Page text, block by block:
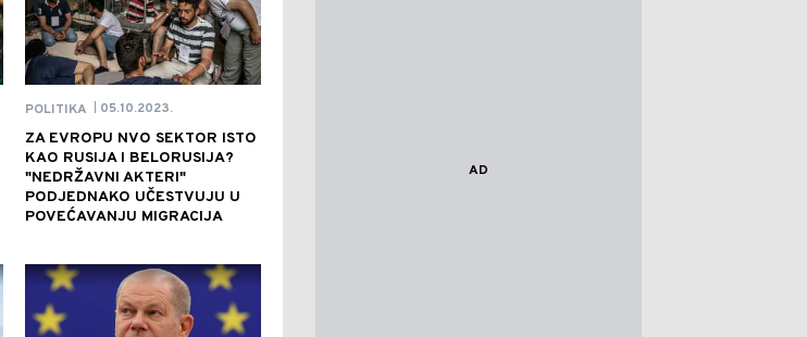
POLITIKA 05.10.2023.
ZA EVROPU NVO SEKTOR ISTO
KAO RUSIJA I BELORUSIJA?
"NEDRŽAVNI AKTERI"
PODJEDNAKO UČESTVUJU U
POVEĆAVANJU MIGRACIJA